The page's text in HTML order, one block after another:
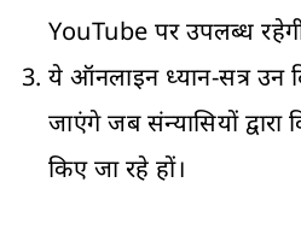
YouTube पर उपलब्ध
ये ऑनलाइन ध्यान-सत्र उन
जाएंगे जब संन्यासियों द्वारा
किए जा रहे हों।